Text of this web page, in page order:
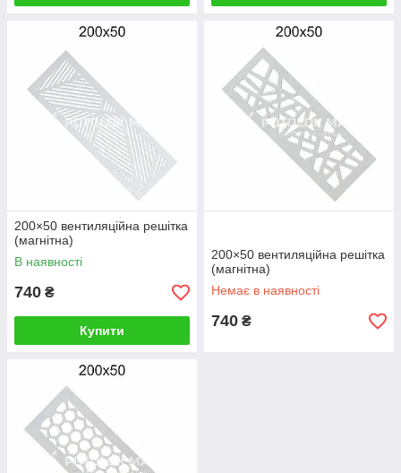
200×50 вентиляційна решітка
(магнітна)
В наявності
740 ₴
Купити
200×50 вентиляційна решітка
(магнітна)
Немає в наявності
740 ₴